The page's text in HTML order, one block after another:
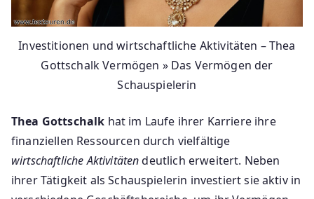
Investitionen und wirtschaftliche Aktivitäten – Thea
Gottschalk Vermögen » Das Vermögen der
Schauspielerin
Thea Gottschalk hat im Laufe ihrer Karriere ihre
finanziellen Ressourcen durch vielfältige
wirtschaftliche Aktivitätendeutlich erweitert. Neben
ihrer Tätigkeit als Schauspielerin investiert sie aktiv in